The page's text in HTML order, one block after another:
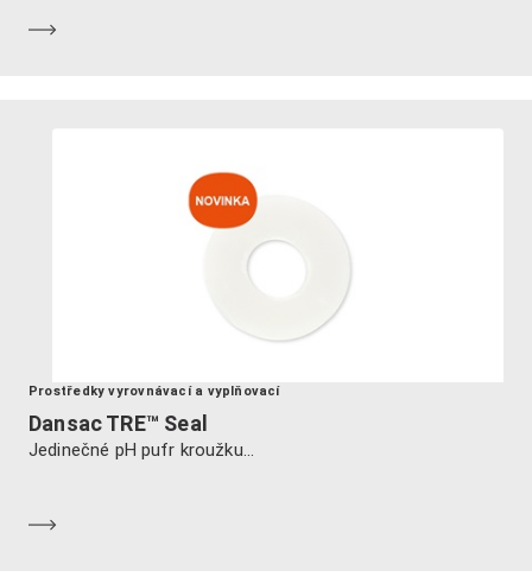
Prostředky vyrovnávací a vyplňovací
Dansac TRE™ Seal
Jedinečné pH pufr kroužku...